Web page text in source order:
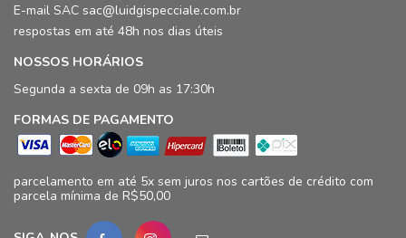
E-mail SAC sac@luidgispecciale.com.br
respostas em até 48h nos dias úteis
NOSSOS HORÁRIOS
Segunda a sexta de 09h as 17:30h
FORMAS DE PAGAMENTO
parcelamento em até 5x sem juros nos cartões de crédito com
parcela mínima de R$50,00